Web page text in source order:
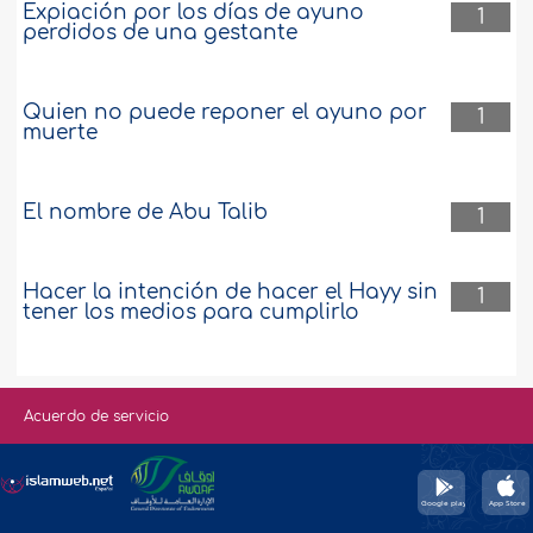
1
Expiación por los días de ayuno
perdidos de una gestante
1
Quien no puede reponer el ayuno por
muerte
1
El nombre de Abu Talib
1
Hacer la intención de hacer el Hayy sin
tener los medios para cumplirlo
Acuerdo de servicio